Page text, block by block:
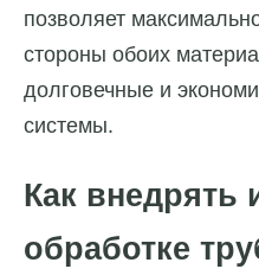
позволяет
стороны обоих
долговечные и
системы.
Как внедрять
обработке